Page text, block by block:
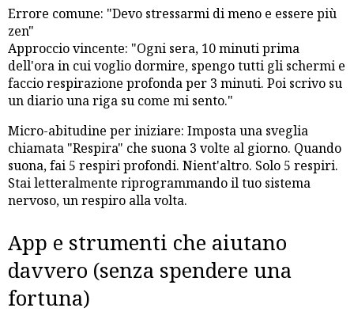
Errore comune: "Devo stressarmi di meno e essere più
zen"
Approccio vincente: "Ogni sera, 10 minuti prima
dell'ora in cui voglio dormire, spengo tutti gli schermi e
faccio respirazione profonda per 3 minuti. Poi scrivo su
un diario una riga su come mi sento."
Micro-abitudine per iniziare: Imposta una sveglia
chiamata "Respira" che suona 3 volte al giorno. Quando
suona, fai 5 respiri profondi. Nient'altro. Solo 5 respiri.
Stai letteralmente riprogrammando il tuo sistema
nervoso, un respiro alla volta.
App e strumenti che aiutano
davvero (senza spendere una
fortuna)